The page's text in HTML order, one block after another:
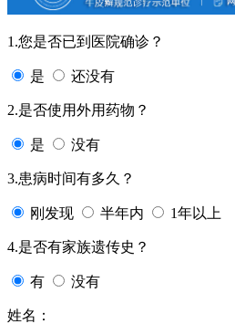
1.您是否已到医院确诊？
是 还没有
2.是否使用外用药物？
是 没有
3.患病时间有多久？
刚发现 半年内 1年以上
4.是否有家族遗传史？
有 没有
姓名：